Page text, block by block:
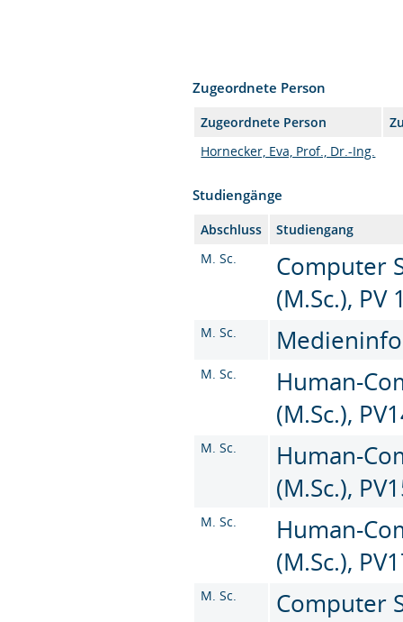
Zugeordnete Person
Zugeordnete Person
Hornecker, Eva, Prof., Dr.-Ing.
Studiengänge
Abschluss
Studiengang
M. Sc.
Computer
(M.Sc.), PV
M. Sc.
M. Sc.
Human-
(M.Sc.),
M. Sc.
Human-
(M.Sc.),
M. Sc.
Human-
(M.Sc.),
M. Sc.
Computer